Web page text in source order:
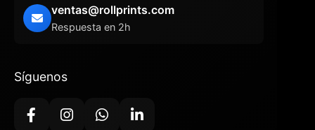
ventas@rollprints.com
Respuesta en 2h
Síguenos